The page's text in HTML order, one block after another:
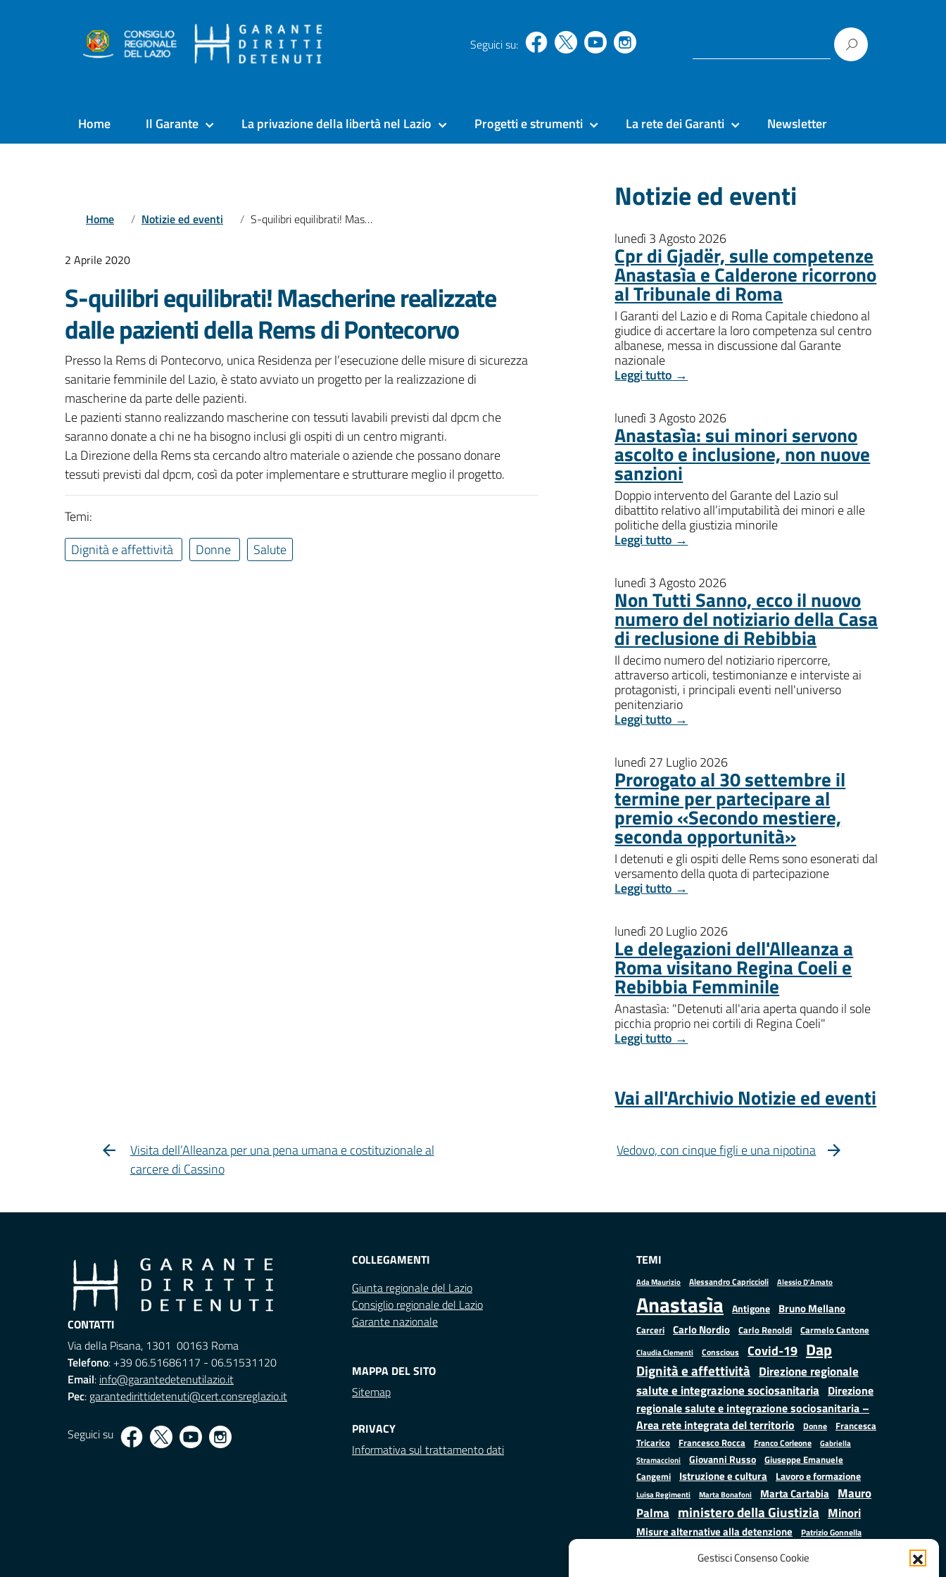
Gestisci Consenso Cookie
Seguici su:
Home Il Garante La privazione della libertà nel Lazio Progetti e strumenti La rete dei Garanti Newsletter
Home Notizie ed eventi S-quilibri equilibrati! Mascherine realizzate dalle pazienti della Rems di Pontecorvo
2 Aprile 2020
S-quilibri equilibrati! Mascherine realizzate
dalle pazienti della Rems di Pontecorvo
Presso la Rems di Pontecorvo, unica Residenza per l’esecuzione delle misure di sicurezza
sanitarie femminile del Lazio, è stato avviato un progetto per la realizzazione di
mascherine da parte delle pazienti.
Le pazienti stanno realizzando mascherine con tessuti lavabili previsti dal dpcm che
saranno donate a chi ne ha bisogno inclusi gli ospiti di un centro migranti.
La Direzione della Rems sta cercando altro materiale o aziende che possano donare
tessuti previsti dal dpcm, così da poter implementare e strutturare meglio il progetto.
Temi:
Dignità e affettività
Donne Salute
Notizie ed eventi
lunedì 3 Agosto 2026
Cpr di Gjadër, sulle competenze
Anastasìa e Calderone ricorrono
al Tribunale di Roma
I Garanti del Lazio e di Roma Capitale chiedono al
giudice di accertare la loro competenza sul centro
albanese, messa in discussione dal Garante
nazionale
Leggi tutto →
lunedì 3 Agosto 2026
Anastasìa: sui minori servono
ascolto e inclusione, non nuove
sanzioni
Doppio intervento del Garante del Lazio sul
dibattito relativo all’imputabilità dei minori e alle
politiche della giustizia minorile
Leggi tutto →
lunedì 3 Agosto 2026
Non Tutti Sanno, ecco il nuovo
numero del notiziario della Casa
di reclusione di Rebibbia
Il decimo numero del notiziario ripercorre,
attraverso articoli, testimonianze e interviste ai
protagonisti, i principali eventi nell'universo
penitenziario
Leggi tutto →
lunedì 27 Luglio 2026
Prorogato al 30 settembre il
termine per partecipare al
premio «Secondo mestiere,
seconda opportunità»
I detenuti e gli ospiti delle Rems sono esonerati dal
versamento della quota di partecipazione
Leggi tutto →
lunedì 20 Luglio 2026
Le delegazioni dell'Alleanza a
Roma visitano Regina Coeli e
Rebibbia Femminile
Anastasìa: "Detenuti all'aria aperta quando il sole
picchia proprio nei cortili di Regina Coeli"
Leggi tutto →
Vai all'Archivio Notizie ed eventi
Visita dell’Alleanza per una pena umana e costituzionale al
carcere di Cassino
Vedovo, con cinque figli e una nipotina
CONTATTI
Via della Pisana, 1301 00163 Roma
Telefono: +39 06.51686117 - 06.51531120
Email: info@garantedetenutilazio.it
Pec: garantedirittidetenuti@cert.consreglazio.it
Seguici su
COLLEGAMENTI
Giunta regionale del Lazio
Consiglio regionale del Lazio
Garante nazionale
MAPPA DEL SITO
Sitemap
PRIVACY
Informativa sul trattamento dati
TEMI
Ada Maurizio Alessandro Capriccioli Alessio D'Amato
Anastasìa Antigone Bruno Mellano
Carceri Carlo Nordio Carlo Renoldi Carmelo Cantone
Claudia Clementi Conscious Covid-19 Dap
Dignità e affettività Direzione regionale
salute e integrazione sociosanitaria Direzione
regionale salute e integrazione sociosanitaria –
Area rete integrata del territorio
Donne
Francesca
Tricarico
Francesco Rocca Franco Corleone
Gabriella
Stramaccioni
Giovanni Russo Giuseppe Emanuele
Cangemi
Istruzione e cultura Lavoro e formazione
Luisa Regimenti Marta Bonafoni Marta Cartabia Mauro
Palma ministero della Giustizia Minori
Misure alternative alla detenzione Patrizio Gonnella
Samuele Ciambriello